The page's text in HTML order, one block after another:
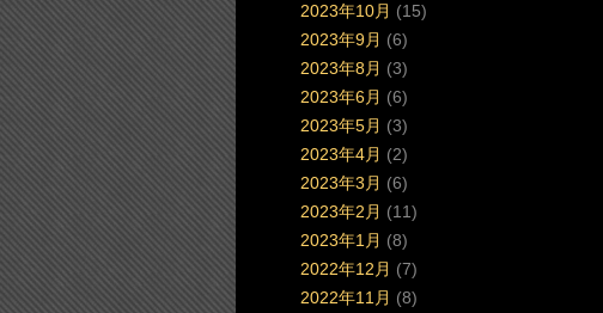
2023年10月 (15)
2023年9月 (6)
2023年8月 (3)
2023年6月 (6)
2023年5月 (3)
2023年4月 (2)
2023年3月 (6)
2023年2月 (11)
2023年1月 (8)
2022年12月 (7)
2022年11月 (8)